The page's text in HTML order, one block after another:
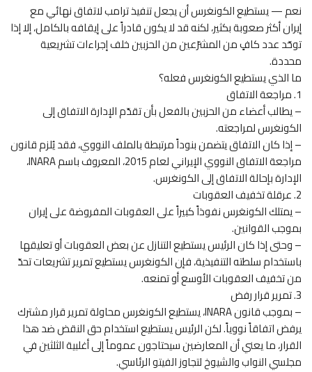
نعم — يستطيع الكونغرس أن يجعل تنفيذ ترامب لاتفاق نهائي مع
إيران أكثر صعوبة بكثير، لكنه قد لا يكون قادراً على إيقافه بالكامل، إلا إذا
توحّد عدد كافٍ من المشرّعين من الحزبين خلف إجراءات تشريعية
محددة.
ما الذي يستطيع الكونغرس فعله؟
1. مراجعة الاتفاق
– يطالب أعضاء من الحزبين بالفعل بأن تقدّم الإدارة الاتفاق إلى
الكونغرس لمراجعته.
– إذا كان الاتفاق يتضمن بنوداً مرتبطة بالملف النووي، فقد يُلزم قانون
مراجعة الاتفاق النووي الإيراني لعام 2015، المعروف باسم INARA،
الإدارة بإحالة الاتفاق إلى الكونغرس.
2. عرقلة تخفيف العقوبات
– يمتلك الكونغرس نفوذاً كبيراً على العقوبات المفروضة على إيران
بموجب القوانين.
– وحتى إذا كان الرئيس يستطيع التنازل عن بعض العقوبات أو تعليقها
باستخدام سلطته التنفيذية، فإن الكونغرس يستطيع تمرير تشريعات تحدّ
من تخفيف العقوبات الأوسع أو تمنعه.
3. تمرير قرار رفض
– بموجب قانون INARA، يستطيع الكونغرس محاولة تمرير قرار مشترك
يرفض اتفاقاً نووياً. لكن الرئيس يستطيع استخدام حق النقض ضد هذا
القرار، ما يعني أن المعارضين سيحتاجون عموماً إلى أغلبية الثلثين في
مجلسي النواب والشيوخ لتجاوز الفيتو الرئاسي.